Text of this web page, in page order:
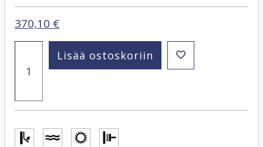
370,10 €
valokuvatapetti
CL24C
määrä
Lisää ostoskoriin